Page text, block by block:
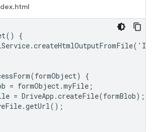
{
{
= formObject.myFile;
= DriveApp.createFile(formBlob);